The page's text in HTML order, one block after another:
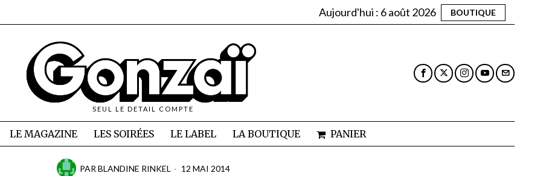
Aujourd'hui : 6 août 2026 BOUTIQUE
SEUL LE DETAIL COMPTE
LE MAGAZINE LES SOIRÉES LE LABEL LA BOUTIQUE PANIER
PAR BLANDINE RINKEL 12 MAI 2014